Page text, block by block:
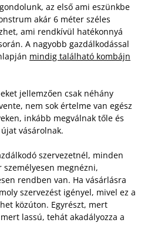
az első ami eszünkbe
akár 6 méter széles
ami rendkívül hatékonnyá
A nagyobb gazdálkodással
mindig található kombájn
jellemzően csak néhány
nem sok értelme van egész
inkább megválnak tőle és
vásárolnak.
szervezetnél, minden
megnézni,
rendben van. Ha vásárlásra
szervezést igényel, mivel ez a
közúton. Egyrészt, mert
lassú, tehát akadályozza a